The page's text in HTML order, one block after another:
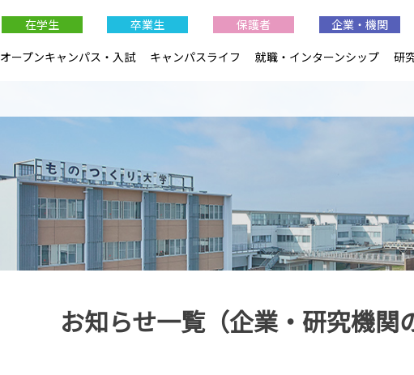
お知らせ一覧（企業・研究機関
在学生 卒業生 保護者 企業・機関
オープンキャンパス・入試 キャンパスライフ 就職・インターンシップ 研